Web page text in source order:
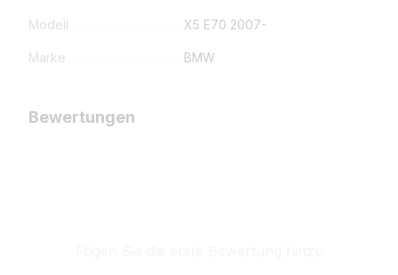
Modell X5 E70 2007-
Marke BMW
Bewertungen